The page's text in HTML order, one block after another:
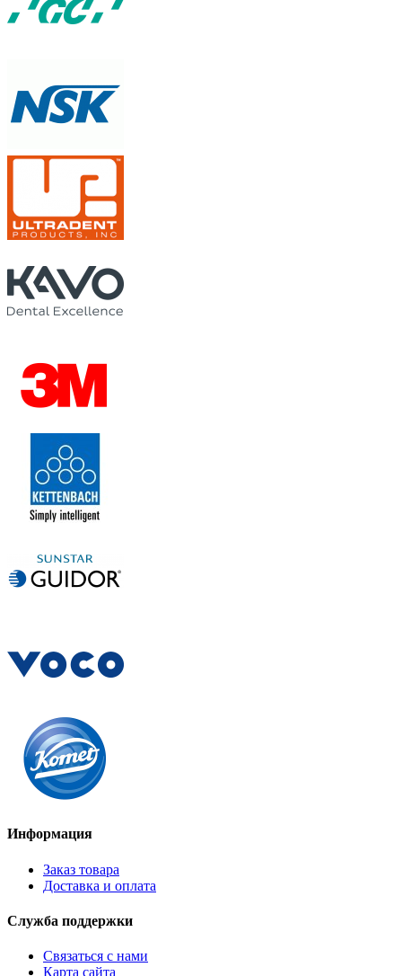
Информация
Заказ товара
Доставка и оплата
Служба поддержки
Связаться с нами
Карта сайта